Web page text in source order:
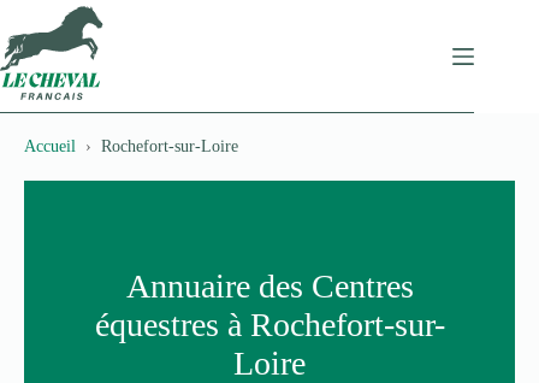
au
contenu
Accueil Rochefort-sur-Loire
Annuaire des Centres
équestres à Rochefort-sur-
Loire